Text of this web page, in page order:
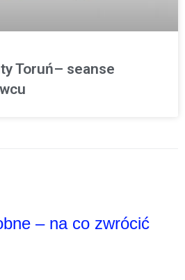
Toruń– seanse
– na co zwrócić